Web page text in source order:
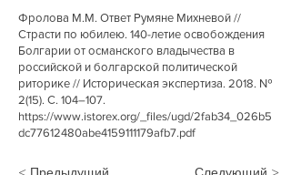
Фролова М.М. Ответ Румяне Михневой //
Страсти по юбилею. 140-летие освобождения
Болгарии от османского владычества в
российской и болгарской политической
риторике // Историческая экспертиза. 2018. №
2(15). С. 104–107.
https://www.istorex.org/_files/ugd/2fab34_026b5
dc77612480abe4159111179afb7.pdf